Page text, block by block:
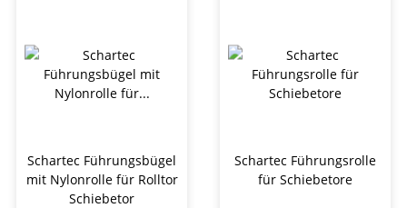
Schartec Führungsbügel
mit Nylonrolle für Rolltor
Schiebetor
Schartec Führungsrolle
für Schiebetore